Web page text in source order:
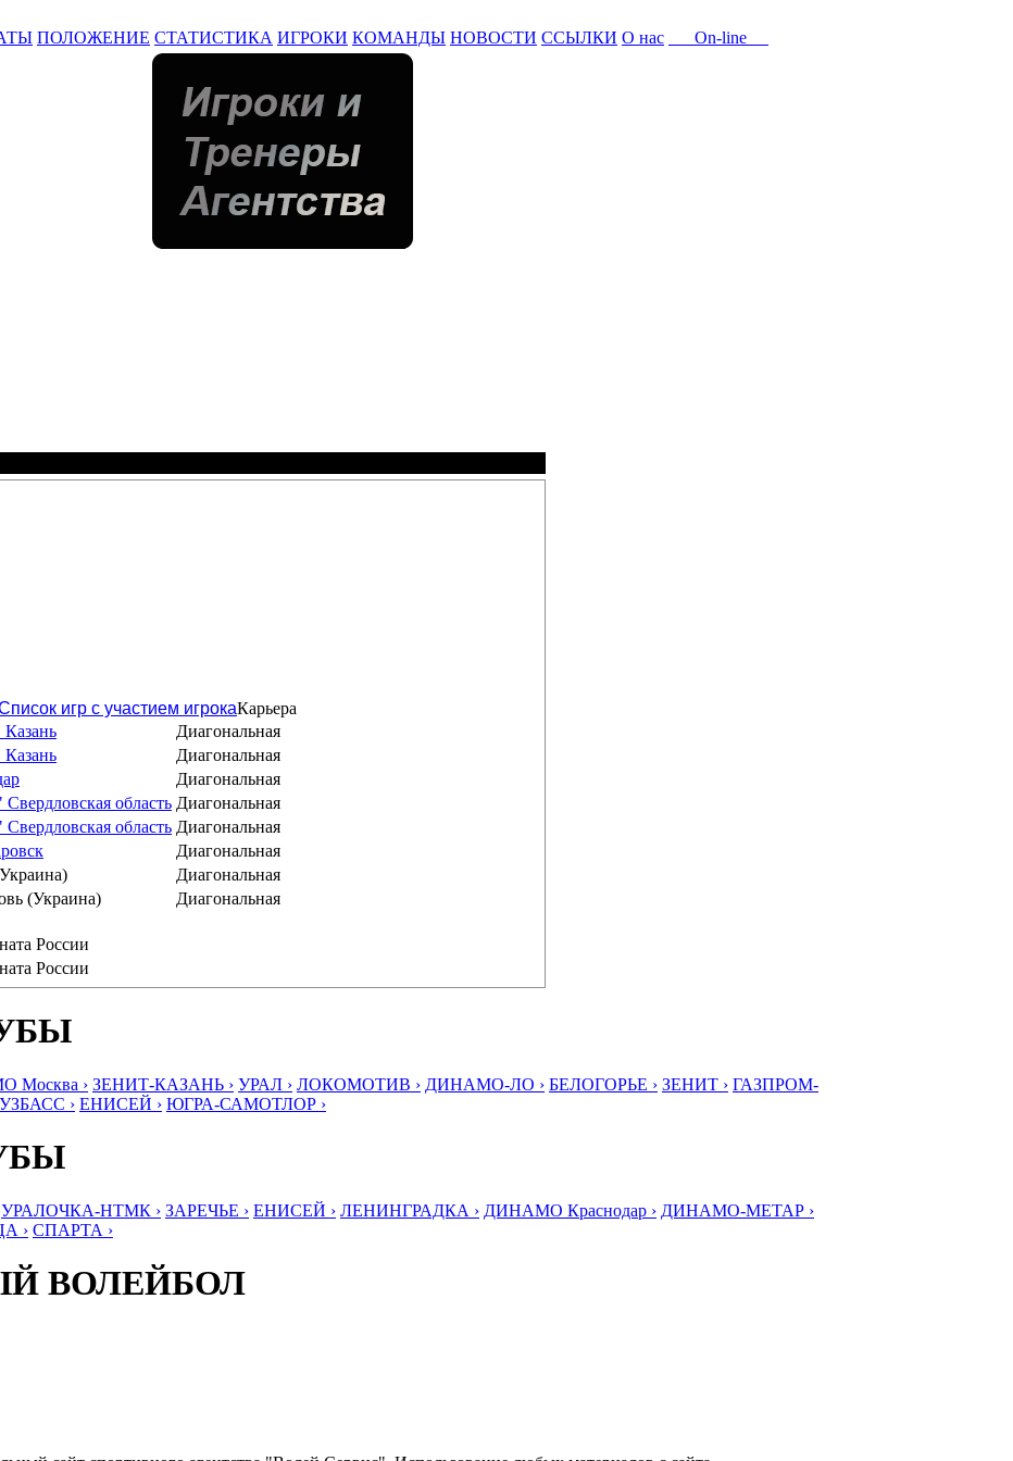
ПОЛОЖЕНИЕ СТАТИСТИКА ИГРОКИ КОМАНДЫ НОВОСТИ ССЫЛКИ О нас On-line
игр с участием игрокаКарьера
Диагональная
Диагональная
Диагональная
область Диагональная
область Диагональная
Диагональная
Диагональная
(Украина)
Диагональная
России
России
Москва › ЗЕНИТ-КАЗАНЬ › УРАЛ › ЛОКОМОТИВ › ДИНАМО-ЛО › БЕЛОГОРЬЕ › ЗЕНИТ › ГАЗПРОМ-
› ЕНИСЕЙ › ЮГРА-САМОТЛОР ›
УРАЛОЧКА-НТМК › ЗАРЕЧЬЕ › ЕНИСЕЙ › ЛЕНИНГРАДКА › ДИНАМО Краснодар › ДИНАМО-МЕТАР ›
› СПАРТА ›
ВОЛЕЙБОЛ